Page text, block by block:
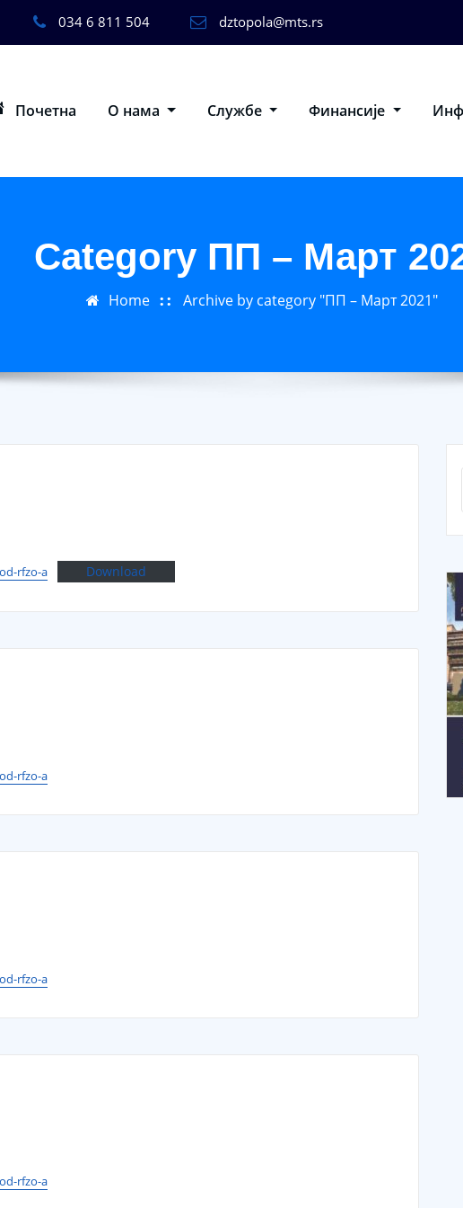
034 6 811 504 dztopola@mts.rs
Почетна О нама Службе Финансије
Category ПП – Март
Home Archive by category "ПП – Март 2021"
rfzo-a Download
rfzo-a
rfzo-a
rfzo-a